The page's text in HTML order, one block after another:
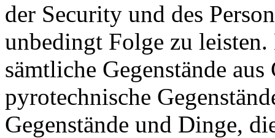
der Security und des
unbedingt Folge zu leisten.
sämtliche Gegenstände
pyrotechnische
Gegenstände und Dinge,